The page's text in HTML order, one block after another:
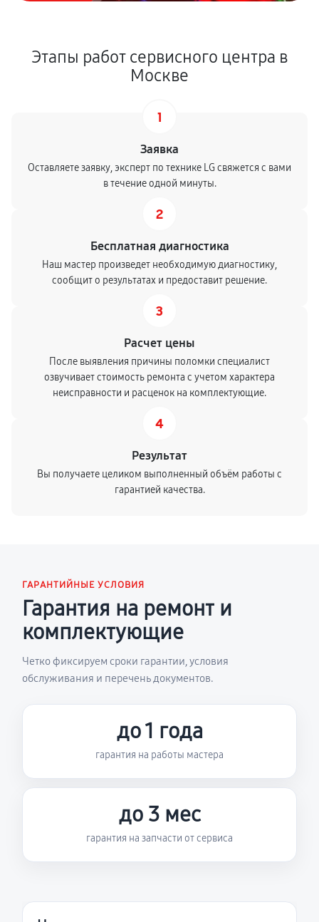
Этапы работ сервисного центра в
Москве
1
Заявка
Оставляете заявку, эксперт по технике LG свяжется с вами
в течение одной минуты.
2
Бесплатная диагностика
Наш мастер произведет необходимую диагностику,
сообщит о результатах и предоставит решение.
3
Расчет цены
После выявления причины поломки специалист
озвучивает стоимость ремонта с учетом характера
неисправности и расценок на комплектующие.
4
Результат
Вы получаете целиком выполненный объём работы с
гарантией качества.
ГАРАНТИЙНЫЕ УСЛОВИЯ
Гарантия на ремонт и
комплектующие
Четко фиксируем сроки гарантии, условия
обслуживания и перечень документов.
до 1 года
гарантия на работы мастера
до 3 мес
гарантия на запчасти от сервиса